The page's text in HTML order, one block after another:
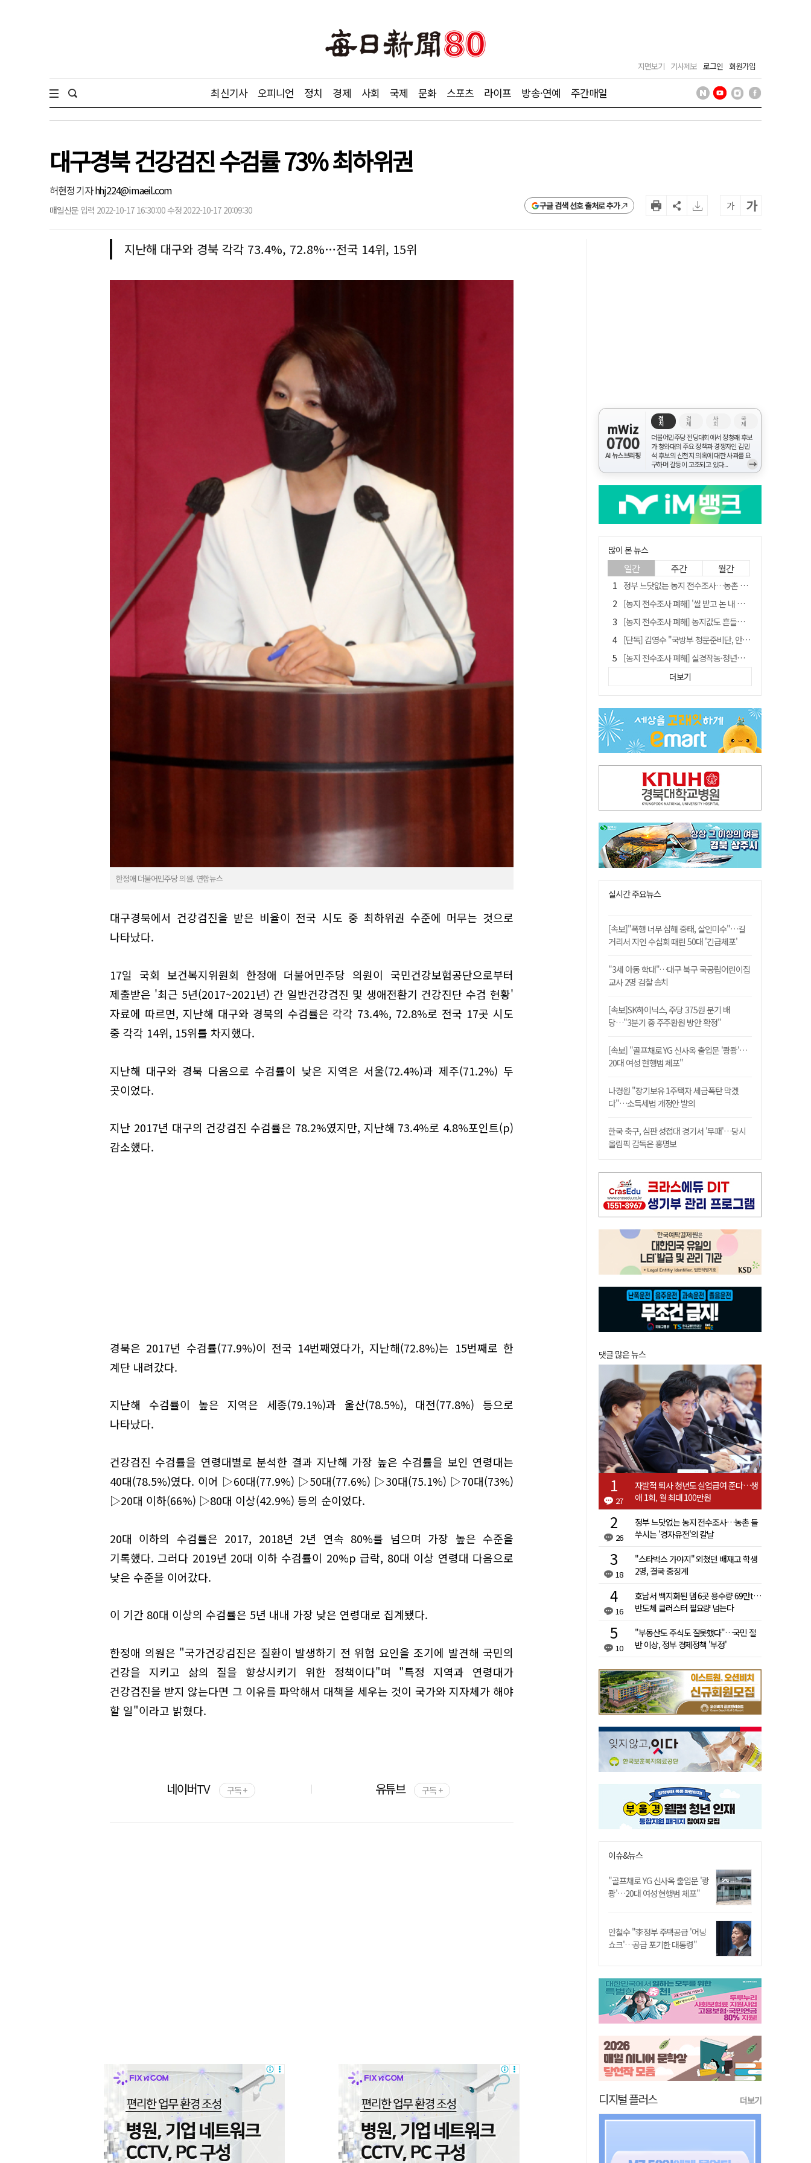
지면보기 기사제보 로그인 회원가입
최신기사 오피니언 정치 경제 사회 국제 문화 스포츠 라이프 방송·연예 주간매일
대구경북 건강검진 수검률 73% 최하위권
허현정 기자hhj224@imaeil.com
매일신문 입력 2022-10-17 16:30:00 수정 2022-10-17 20:09:30 구글 검색 선호 출처로 추가 가 가
지난해 대구와 경북 각각 73.4%, 72.8%…전국 14위, 15위
한정애 더불어민주당 의원. 연합뉴스
대구경북에서 건강검진을 받은 비율이 전국 시도 중 최하위권 수준에 머무는 것으로
나타났다.
17일 국회 보건복지위원회 한정애 더불어민주당 의원이 국민건강보험공단으로부터
제출받은 '최근 5년(2017~2021년) 간 일반건강검진 및 생애전환기 건강진단 수검 현황'
자료에 따르면, 지난해 대구와 경북의 수검률은 각각 73.4%, 72.8%로 전국 17곳 시도
중 각각 14위, 15위를 차지했다.
지난해 대구와 경북 다음으로 수검률이 낮은 지역은 서울(72.4%)과 제주(71.2%) 두
곳이었다.
지난 2017년 대구의 건강검진 수검률은 78.2%였지만, 지난해 73.4%로 4.8%포인트(p)
감소했다.
경북은 2017년 수검률(77.9%)이 전국 14번째였다가, 지난해(72.8%)는 15번째로 한
계단 내려갔다.
지난해 수검률이 높은 지역은 세종(79.1%)과 울산(78.5%), 대전(77.8%) 등으로
나타났다.
건강검진 수검률을 연령대별로 분석한 결과 지난해 가장 높은 수검률을 보인 연령대는
40대(78.5%)였다. 이어 ▷60대(77.9%) ▷50대(77.6%) ▷30대(75.1%) ▷70대(73%)
▷20대 이하(66%) ▷80대 이상(42.9%) 등의 순이었다.
20대 이하의 수검률은 2017, 2018년 2년 연속 80%를 넘으며 가장 높은 수준을
기록했다. 그러다 2019년 20대 이하 수검률이 20%p 급락, 80대 이상 연령대 다음으로
낮은 수준을 이어갔다.
이 기간 80대 이상의 수검률은 5년 내내 가장 낮은 연령대로 집계됐다.
한정애 의원은 "국가건강검진은 질환이 발생하기 전 위험 요인을 조기에 발견해 국민의
건강을 지키고 삶의 질을 향상시키기 위한 정책이다"며 "특정 지역과 연령대가
건강검진을 받지 않는다면 그 이유를 파악해서 대책을 세우는 것이 국가와 지자체가 해야
할 일"이라고 밝혔다.
네이버TV 구독 + 유튜브 구독 +
mWiz
0700
AI 뉴스브리핑
정
치
경
제
사
회
국
제
더불어민주당 전당대회에서 정청래 후보
가 청와대의 주요 정책과 경쟁자인 김민
석 후보의 신천지 의혹에 대한 사과를 요
구하며 갈등이 고조되고 있다...
→
많이 본 뉴스
일간 주간 월간
정부 느닷없는 농지 전수조사…농촌 들쑤시는 '경자유전'의 칼날
[농지 전수조사 폐해] '쌀 받고 논 내 준' 도지농 이제 어쩌나?
[농지 전수조사 폐해] 농지값도 흔들리나…"도지 막히면 헐값 매물 나올 수도"
[단독] 김영수 "국방부 청문준비단, 안규백 탈영 알고있었다"
[농지 전수조사 폐해] 실경작농·청년농 부담도 커진다
[기고] 대구 미래는 금호강·팔공산에 있다
타는 목마름 청도, 해 저문 저수지 둑에 군수가 서 있었다
"상법개정해도 주주가 '봉'"…하이닉스 솔리다임 상장설에 술렁[개미와글와글]
임시휴업 들어갔던 홈플러스 영주점, 7일 영업 재개…지하 1층만 운영
더보기
실시간 주요뉴스
[속보]"폭행 너무 심해 중태, 살인미수"…길
거리서 지인 수십회 때린 50대 '긴급체포'
"3세 아동 학대"…대구 북구 국공립어린이집
교사 2명 검찰 송치
[속보]SK하이닉스, 주당 375원 분기 배
당…"3분기 중 주주환원 방안 확정"
[속보] "골프채로 YG 신사옥 출입문 '쾅쾅'…
20대 여성 현행범 체포"
나경원 "장기보유 1주택자 세금폭탄 막겠
다"…소득세법 개정안 발의
한국 축구, 심판 성접대 경기서 '무패'…당시
올림픽 감독은 홍명보
댓글 많은 뉴스
27
자발적 퇴사 청년도 실업급여 준다…생
애 1회, 월 최대 100만원
26
정부 느닷없는 농지 전수조사…농촌 들
쑤시는 '경자유전'의 칼날
18
"스타벅스 가야지" 외쳤던 배재고 학생
2명, 결국 중징계
16
호남서 백지화된 댐 6곳 용수량 69만t…
반도체 클러스터 필요량 넘는다
10
"부동산도 주식도 잘못했다"…국민 절
반 이상, 정부 경제정책 '부정'
이슈&뉴스
"골프채로 YG 신사옥 출입문 '쾅
쾅'…20대 여성 현행범 체포"
안철수 "李정부 주택공급 '어닝
쇼크'…공급 포기한 대통령"
디지털 플러스 더보기